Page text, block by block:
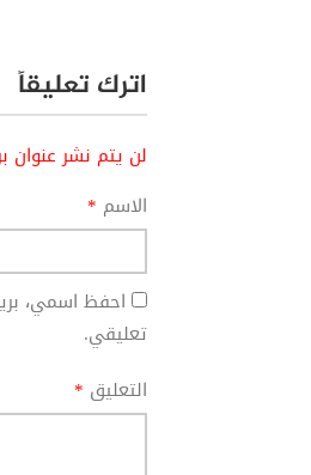
اترك تعليقاً
لن يتم نشر عنوان
الاسم *
احفظ اسمي،
تعليقي.
التعليق *